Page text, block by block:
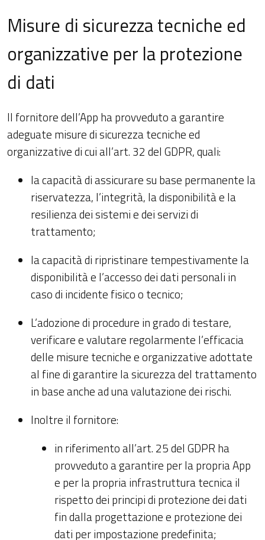
Misure di sicurezza tecniche ed
organizzative per la protezione
di dati
Il fornitore dell’App ha provveduto a garantire
adeguate misure di sicurezza tecniche ed
organizzative di cui all’art. 32 del GDPR, quali:
la capacità di assicurare su base permanente la
riservatezza, l’integrità, la disponibilità e la
resilienza dei sistemi e dei servizi di
trattamento;
la capacità di ripristinare tempestivamente la
disponibilità e l’accesso dei dati personali in
caso di incidente fisico o tecnico;
L’adozione di procedure in grado di testare,
verificare e valutare regolarmente l’efficacia
delle misure tecniche e organizzative adottate
al fine di garantire la sicurezza del trattamento
in base anche ad una valutazione dei rischi.
Inoltre il fornitore:
in riferimento all’art. 25 del GDPR ha
provveduto a garantire per la propria App
e per la propria infrastruttura tecnica il
rispetto dei principi di protezione dei dati
fin dalla progettazione e protezione dei
dati per impostazione predefinita;